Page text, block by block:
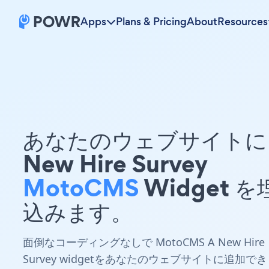
Apps Plans & PricingAboutResources
あなたのウェブサイト
New Hire Survey
MotoCMSWidget を
込みます。
面倒なコーディングなしで MotoCMS A New Hire
Survey widgetをあなたのウェブサイトに追加でき